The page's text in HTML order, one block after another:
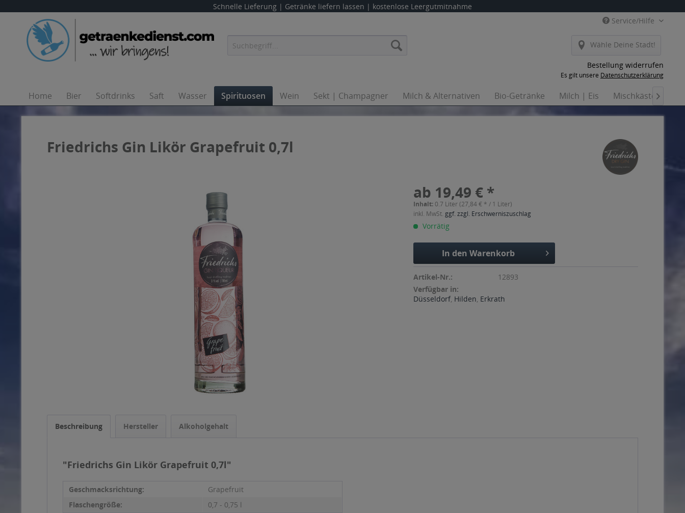
Schnelle Lieferung | Getränke liefern lassen | kostenlose Leergutmitnahme
Service/Hilfe
Wähle Deine Stadt!
Bestellung widerrufen
Es gilt unsere Datenschutzerklärung
Home Bier Softdrinks Saft Wasser Spirituosen Wein Sekt | Champagner Milch & Alternativen Bio-Getränke Milch | Eis Mischkästen

Friedrichs Gin Likör Grapefruit 0,7l
ab 19,49 € *
Inhalt: 0.7 Liter (27,84 € * / 1 Liter)
inkl. MwSt. ggf. zzgl. Erschwerniszuschlag
Vorrätig
In den Warenkorb
Artikel-Nr.:
12893
Verfügbar in:
Düsseldorf, Hilden, Erkrath
Beschreibung Hersteller Alkoholgehalt
"Friedrichs Gin Likör Grapefruit 0,7l"
Geschmacksrichtung:
Grapefruit
Flaschengröße:
0,7 - 0,75 l